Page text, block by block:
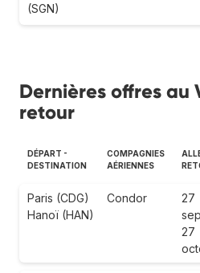
(SGN)
Dernières offres au
retour
DÉPART -
DESTINATION
COMPAGNIES
AÉRIENNES
Paris (CDG)
Hanoï (HAN)
Condor
27
27